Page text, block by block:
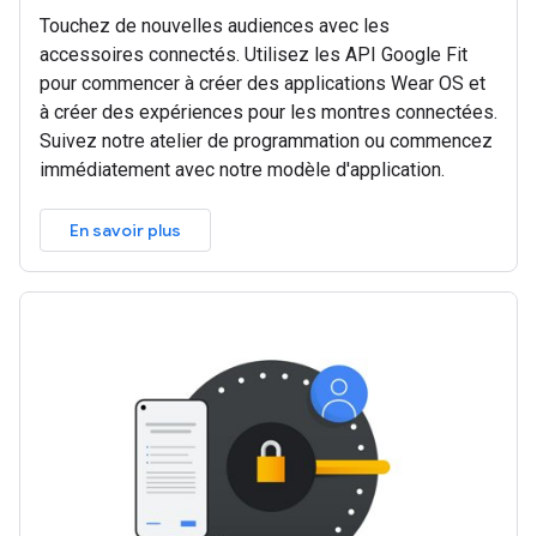
Touchez de nouvelles audiences avec les
accessoires connectés. Utilisez les API Google Fit
pour commencer à créer des applications Wear OS et
à créer des expériences pour les montres connectées.
Suivez notre atelier de programmation ou commencez
immédiatement avec notre modèle d'application.
En savoir plus